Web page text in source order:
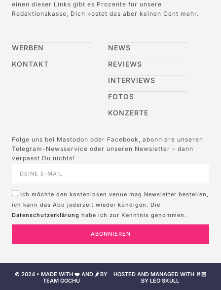
einen dieser Links gibt es Prozente für unsere
Redaktionskasse, Dich kostet das aber keinen Cent mehr.
WERBEN
KONTAKT
NEWS
REVIEWS
INTERVIEWS
FOTOS
KONZERTE
Folge uns bei Mastodon oder Facebook, abonniere unseren
Telegram-Newsservice oder unseren Newsletter – dann
verpasst Du nichts!
Ich möchte den kostenlosen venue mag Newsletter bestellen,
ich kann das Abo jederzeit wieder kündigen. Die
Datenschutzerklärung habe ich zur Kenntnis genommen.
ABONNIEREN
© 2024 • MADE WITH ❤️ AND 🌶️ BY
TEAM GOCHU
HOSTED AND MANAGED WITH 🤘🏻
BY LEO SKULL